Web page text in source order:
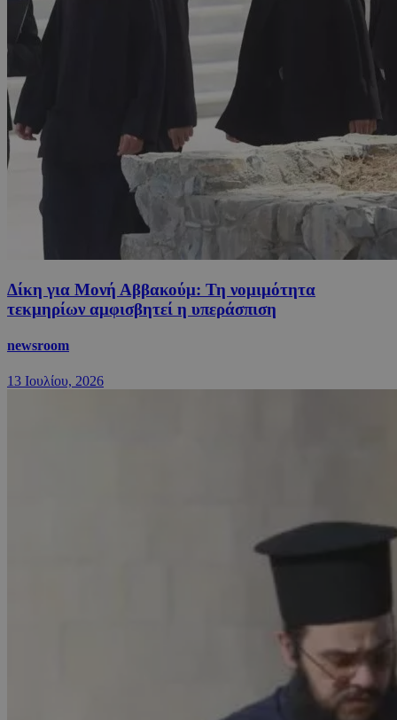
Δίκη για Μονή Αββακούμ: Τη νομιμότητα
τεκμηρίων αμφισβητεί η υπεράσπιση
newsroom
13 Ιουλίου, 2026